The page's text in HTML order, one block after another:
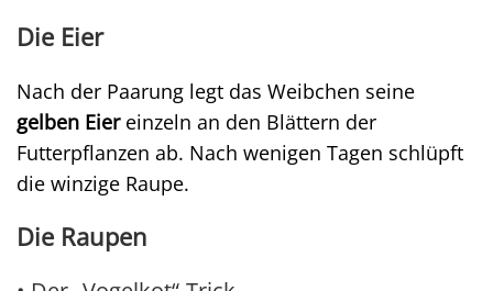
Die Eier
Nach der Paarung legt das Weibchen seine
gelben Eiereinzeln an den Blättern der
Futterpflanzen ab. Nach wenigen Tagen schlüpft
die winzige Raupe.
Die Raupen